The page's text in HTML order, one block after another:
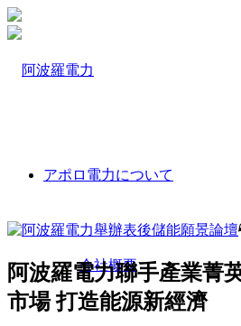
アポロ電力について
会社概要
阿波羅電力聯手產業菁
市場 打造能源新經濟